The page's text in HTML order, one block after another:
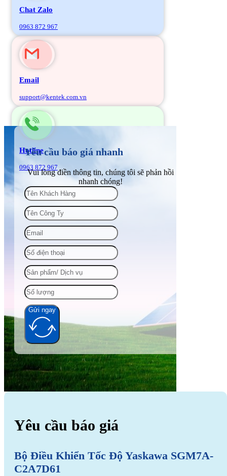
Chat Zalo
0963 872 967
Email
support@kentek.com.vn
Hotline
0963 872 967
Yêu cầu báo giá nhanh
Vui lòng điền thông tin, chúng tôi sẽ phản hồi
nhanh chóng!
Gửi ngay
Yêu cầu báo giá
Bộ Điều Khiển Tốc Độ Yaskawa SGM7A-
C2A7D61